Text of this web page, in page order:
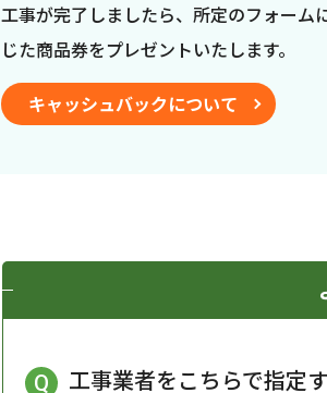
工事が完了しましたら、所定のフォーム
じた商品券をプレゼントいたします。
キャッシュバックについて
工事業者をこちらで指定